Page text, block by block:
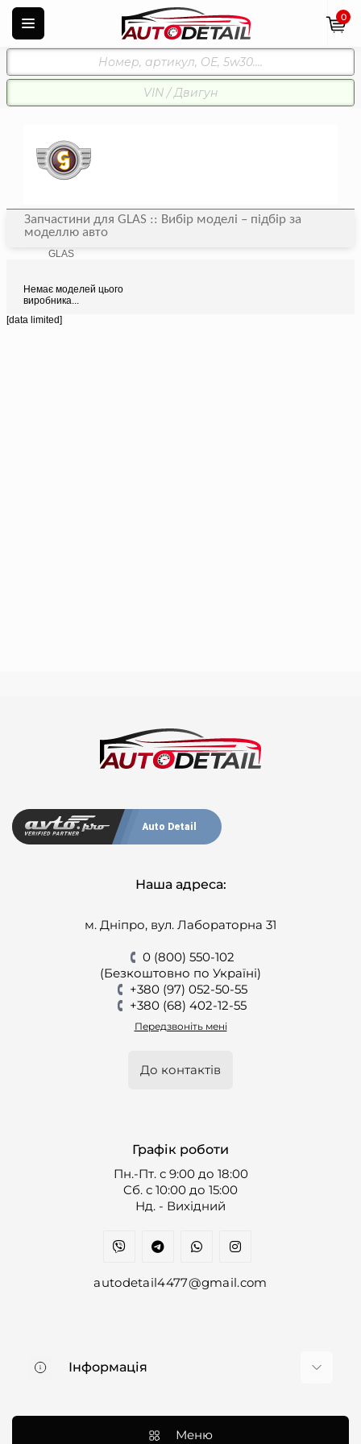
0
Запчастини для GLAS :: Вибір моделі – підбір за
моделлю авто
GLAS
Немає моделей цього
виробника...
[data limited]
Auto Detail
Наша адреса:
м. Дніпро, вул. Лабораторна 31
0 (800) 550-102
(Безкоштовно по Україні)
+380 (97) 052-50-55
+380 (68) 402-12-55
Передзвоніть мені
До контактів
Графік роботи
Пн.-Пт. с 9:00 до 18:00
Cб. с 10:00 до 15:00
Нд. - Вихідний
autodetail4477@gmail.com
Інформація
Меню